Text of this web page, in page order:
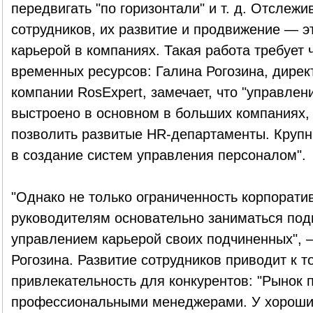
передвигать "по горизонтали" и т. д.
сотрудников, их развитие и продвижение —
карьерой в компаниях. Такая работа
временных ресурсов: Галина Рогозина,
компании RosExpert, замечает, что
выстроено в основном в больших компаниях,
позволить развитые HR-департаменты.
в создание систем управления персоналом".
"Однако не только ограниченность
руководителям основательно заниматься
управлением карьерой своих подчиненных",
Рогозина. Развитие сотрудников приводит к
привлекательность для конкурентов: "Рынок
профессиональными менеджерами. У